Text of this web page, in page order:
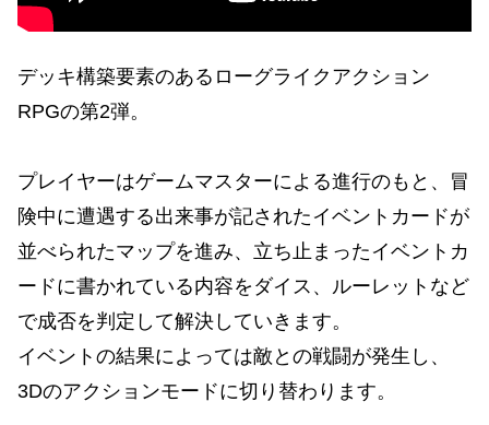
デッキ構築要素のあるローグライクアクション
RPGの第2弾。
プレイヤーはゲームマスターによる進行のもと、冒
険中に遭遇する出来事が記されたイベントカードが
並べられたマップを進み、立ち止まったイベントカ
ードに書かれている内容をダイス、ルーレットなど
で成否を判定して解決していきます。
イベントの結果によっては敵との戦闘が発生し、
3Dのアクションモードに切り替わります。